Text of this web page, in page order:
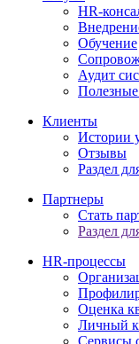
HR-
Обучение
Аудит
Клиенты
Истории
Отзывы
Раздел
Партнеры
Стать
Раздел
HR-процессы
Оценка
Личный
Сервисы